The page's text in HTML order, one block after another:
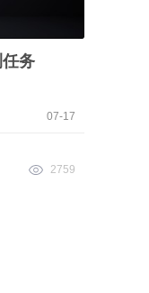
务
07-17
2759